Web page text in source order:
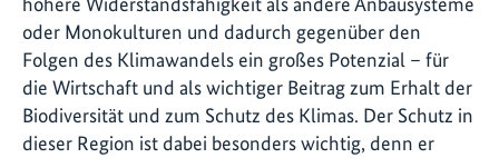
oder Monokulturen und dadurch gegenüber den
Folgen des Klimawandels ein großes Potenzial – für
die Wirtschaft und als wichtiger Beitrag zum Erhalt der
Biodiversität und zum Schutz des Klimas. Der Schutz in
dieser Region ist dabei besonders wichtig, denn er